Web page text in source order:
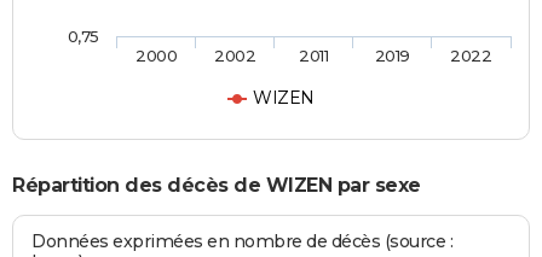
WIZEN
2000 2002 2011 2019 2022
0,75
Répartition des décès de WIZEN par sexe
Données exprimées en nombre de décès (source :